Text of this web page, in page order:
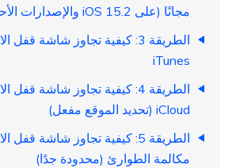
مجانًا (على iOS 15.2 والإصدارات الأحدث)
الطريقة 3: كيفية تجاوز شاشة
iTunes
الطريقة 4: كيفية تجاوز شاشة
iCloud (تحديد الموقع مفعل)
الطريقة 5: كيفية تجاوز شاشة
مكالمة الطوارئ (محدودة جدًا)